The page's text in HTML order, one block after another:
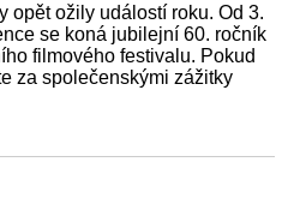
opět ožily událostí roku. Od 3.
se koná jubilejní 60. ročník
filmového festivalu. Pokud
za společenskými zážitky